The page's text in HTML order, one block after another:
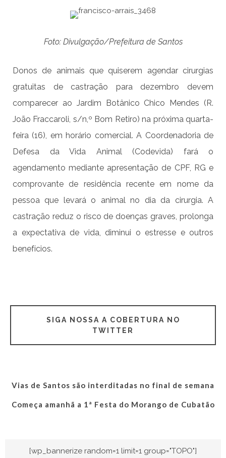
Foto: Divulgação/Prefeitura de Santos
Donos de animais que quiserem agendar cirurgias
gratuitas de castração para dezembro devem
comparecer ao Jardim Botânico Chico Mendes (R.
João Fraccaroli, s/n,º Bom Retiro) na próxima quarta-
feira (16), em horário comercial. A Coordenadoria de
Defesa da Vida Animal (Codevida) fará o
agendamento mediante apresentação de CPF, RG e
comprovante de residência recente em nome da
pessoa que levará o animal no dia da cirurgia. A
castração reduz o risco de doenças graves, prolonga
a expectativa de vida, diminui o estresse e outros
benefícios.
SIGA NOSSA A COBERTURA NO
TWITTER
Vias de Santos são interditadas no final de semana
Começa amanhã a 1ª Festa do Morango de Cubatão
[wp_bannerize random=1 limit=1 group="TOPO"]